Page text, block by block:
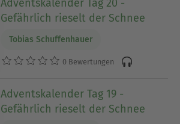
Adventskalender Tag 20 -
Gefährlich rieselt der Schnee
Tobias Schuffenhauer
0 Bewertungen
Adventskalender Tag 19 -
Gefährlich rieselt der Schnee